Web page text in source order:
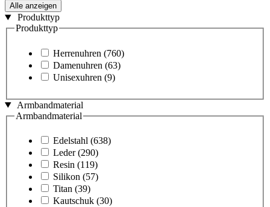
Alle anzeigen
Produkttyp
Produkttyp
Herrenuhren (760)
Damenuhren (63)
Unisexuhren (9)
Armbandmaterial
Armbandmaterial
Edelstahl (638)
Leder (290)
Resin (119)
Silikon (57)
Titan (39)
Kautschuk (30)